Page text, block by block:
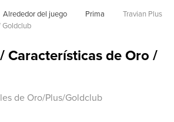
Alrededor del juego Prima
Travian Plus
Goldclub
Características de Oro /
de Oro/Plus/Goldclub